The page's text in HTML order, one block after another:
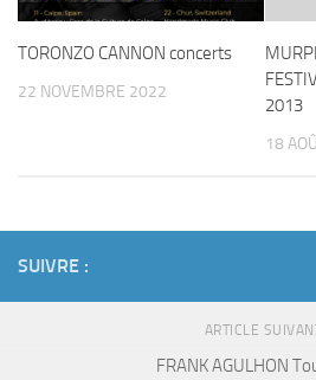
TORONZO CANNON concerts
22 NOVEMBRE 2022
2013
18
SUIVRE :
ARTICLE
FRANK AGULHON